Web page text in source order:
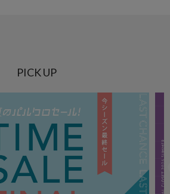
PICK UP